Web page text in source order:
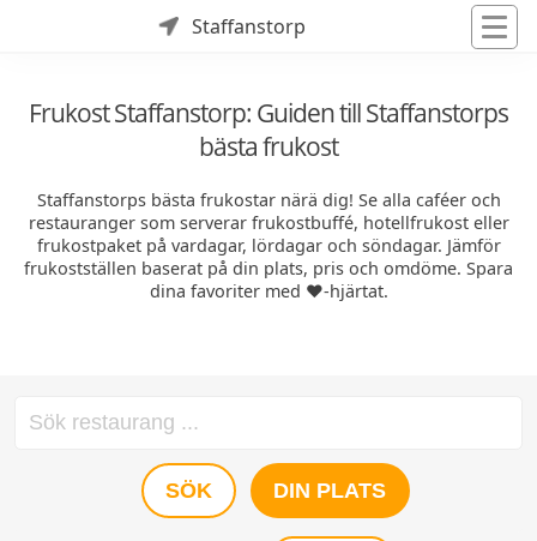
Staffanstorp
Frukost Staffanstorp: Guiden till Staffanstorps
bästa frukost
Staffanstorps bästa frukostar närä dig! Se alla caféer och
restauranger som serverar frukostbuffé, hotellfrukost eller
frukostpaket på vardagar, lördagar och söndagar. Jämför
frukostställen baserat på din plats, pris och omdöme. Spara
dina favoriter med ❤️-hjärtat.
SÖK DIN PLATS